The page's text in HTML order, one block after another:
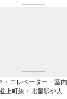
・エレベーター・室内
上町線・北畠駅や大